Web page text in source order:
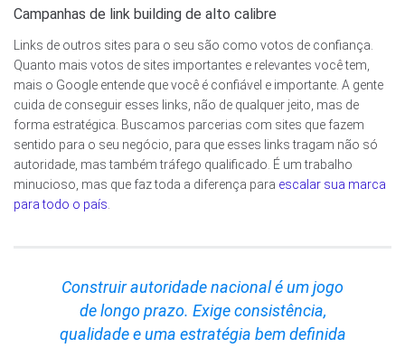
Campanhas de link building de alto calibre
Links de outros sites para o seu são como votos de confiança.
Quanto mais votos de sites importantes e relevantes você tem,
mais o Google entende que você é confiável e importante. A gente
cuida de conseguir esses links, não de qualquer jeito, mas de
forma estratégica. Buscamos parcerias com sites que fazem
sentido para o seu negócio, para que esses links tragam não só
autoridade, mas também tráfego qualificado. É um trabalho
minucioso, mas que faz toda a diferença para escalar sua marca
para todo o país
Construir autoridade nacional é um jogo
de longo prazo. Exige consistência,
qualidade e uma estratégia bem definida